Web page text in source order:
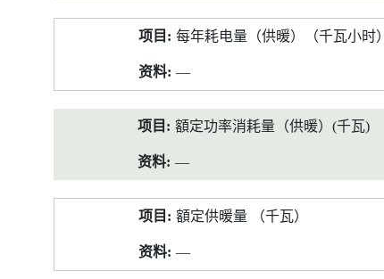
每年耗电量（供暖）（千瓦小时）
—
額定功率消耗量（供暖）(千瓦)
—
額定供暖量 （千瓦）
—